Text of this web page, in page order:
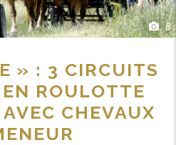
8
» : 3 CIRCUITS
ROULOTTE
CHEVAUX